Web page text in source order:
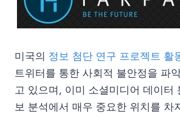
미국의 정보 첨단 연구 프로젝트 활
트위터를 통한 사회적 불안정을 파
고 있으며, 이미 소셜미디어 데이터
보 분석에서 매우 중요한 위치를 차